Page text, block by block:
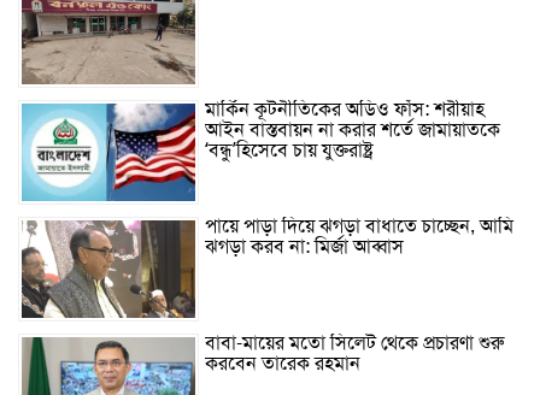
মার্কিন কূটনীতিকের অডিও ফাঁস: শরীয়াহ
আইন বাস্তবায়ন না করার শর্তে জামায়াতকে
‘বন্ধু’হিসেবে চায় যুক্তরাষ্ট্র
পায়ে পাড়া দিয়ে ঝগড়া বাধাতে চাচ্ছেন, আমি
ঝগড়া করব না: মির্জা আব্বাস
বাবা-মায়ের মতো সিলেট থেকে প্রচারণা শুরু
করবেন তারেক রহমান